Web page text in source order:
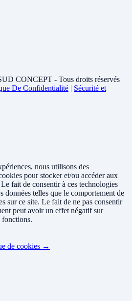
CONCEPT - Tous droits réservés
De Confidentialité | Sécurité et
nous utilisons des
pour stocker et/ou accéder aux
fait de consentir à ces technologies
données telles que le comportement de
sur ce site. Le fait de ne pas consentir
peut avoir un effet négatif sur
fonctions.
de cookies →